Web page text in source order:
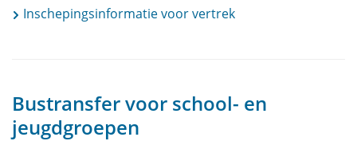
Inschepingsinformatie voor vertrek
Bustransfer voor school- en
jeugdgroepen